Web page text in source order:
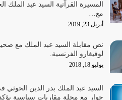
ضياع للأمة وضياع للأجيال
الصلاة هو ذكر الله (أقم الصلاة لذكري)
{وَأَعِدُّوا لَهُمْ مَا…
لشقاء الأمة الابتعاد عن كتاب
الله بالإضافات للدين
المسيرة القرآنية السيد عبد الملك
مع…
أبريل 23, 2019
نص مقابلة السيد عبد الملك مع
لوفيغارو الفرنسية.
يوليو 18, 2018
السيد عبد الملك بدر الدين الحوثي
حوار مع مجلة مقاربات سياسية